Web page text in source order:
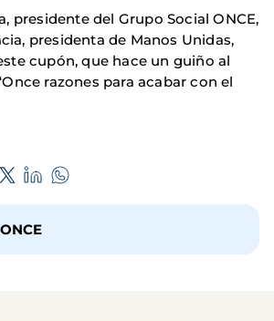
presidente del Grupo Social ONCE,
presidenta de Manos Unidas,
cupón, que hace un guiño al
razones para acabar con el